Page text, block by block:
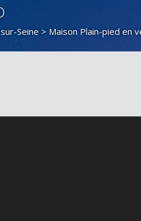
Seine > Maison Plain-pied en